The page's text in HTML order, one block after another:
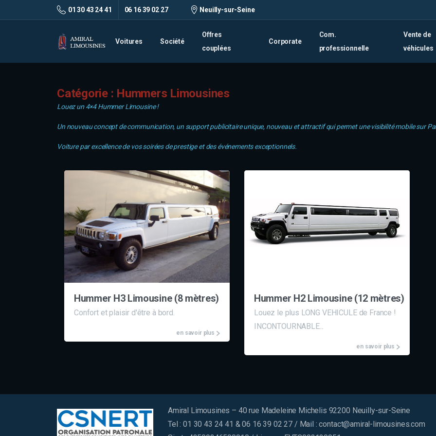
01 30 43 24 41 06 16 39 02 27 Neuilly-sur-Seine
Voitures Société
Offres
couplées
Corporate
Com.
professionnelle
Vente de
véhicules
Catégorie : Hummers Limousines
Louez un 4×4 Hummer Limousine !
Un nouveau concept de communication, un support publicitaire unique, nouveau et attractif qui permet une visibilité mobile sur
Voiture par excellence de vos soirées de prestige et des événements exceptionnels.
Hummer H3 Limousine (8 mètres)
Confort et plaisir d'être à bord.
en savoir plus
Hummer H2 Limousine (12 mètres)
Louez le plus LONG VEHICULE de France !
INCONTOURNABLE...
en savoir plus
Amiral Limousines – 40 rue Madeleine Michelis 92200 Neuilly-sur-Seine
Tel : 01 30 43 24 41 & 06 16 39 02 27 / Mail :contact@amiral-limousines.com